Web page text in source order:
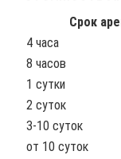
Срок
4 часа
8 часов
1 сутки
2 суток
3-10 суток
от 10 суток